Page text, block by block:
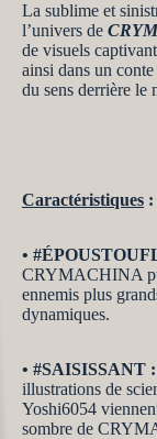
La sublime et
l’univers de
de visuels
ainsi dans un
du sens derrière le
Caractéristiques :
•
CRYMACHINA
ennemis plus
dynamiques.
• #SAISISSANT :
illustrations de
Yoshi6054
sombre de